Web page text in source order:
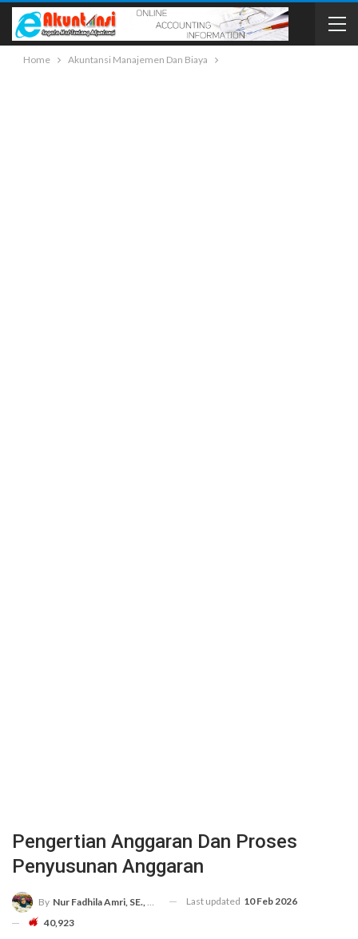
Home Akuntansi Manajemen Dan Biaya
Pengertian Anggaran Dan Proses
Penyusunan Anggaran
By Nur Fadhila Amri, SE., Ak., M.Si Last updated 10 Feb 2026
40,923